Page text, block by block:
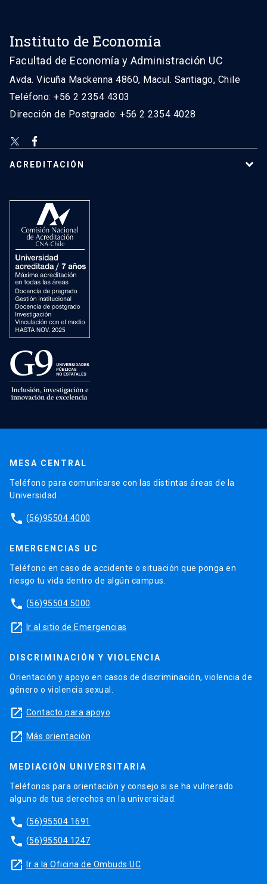
Instituto de Economía
Facultad de Economía y Administración UC
Avda. Vicuña Mackenna 4860, Macul. Santiago, Chile
Teléfono: +56 2 2354 4303
Dirección de Postgrado: +56 2 2354 4028
ACREDITACIÓN
MESA CENTRAL
Teléfono para comunicarse con las distintas áreas de la
Universidad.
phone (56)95504 4000
EMERGENCIAS UC
Teléfono en caso de accidente o situación que ponga en
riesgo tu vida dentro de algún campus.
phone (56)95504 5000
launch Ir al sitio de Emergencias
DISCRIMINACIÓN Y VIOLENCIA
Orientación y apoyo en casos de discriminación, violencia de
género o violencia sexual.
launch Contacto para apoyo
launch Más orientación
MEDIACIÓN UNIVERSITARIA
Teléfonos para orientación y consejo si se ha vulnerado
alguno de tus derechos en la universidad.
phone (56)95504 1691
phone (56)95504 1247
launch Ir a la Oficina de Ombuds UC